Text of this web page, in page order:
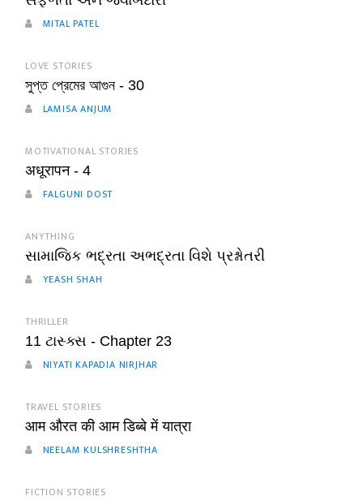
MITAL PATEL
LOVE STORIES
সুপ্ত প্রেমের আগুন - 30
LAMISA ANJUM
MOTIVATIONAL STORIES
अधूरापन - 4
FALGUNI DOST
ANYTHING
સામાજિક ભદ્રતા અભદ્રતા વિશે પ્રશ્નોતરી
YEASH SHAH
THRILLER
11 ટાસ્ક્સ - Chapter 23
NIYATI KAPADIA NIRJHAR
TRAVEL STORIES
आम औरत की आम डिब्बे में यात्रा
NEELAM KULSHRESHTHA
FICTION STORIES